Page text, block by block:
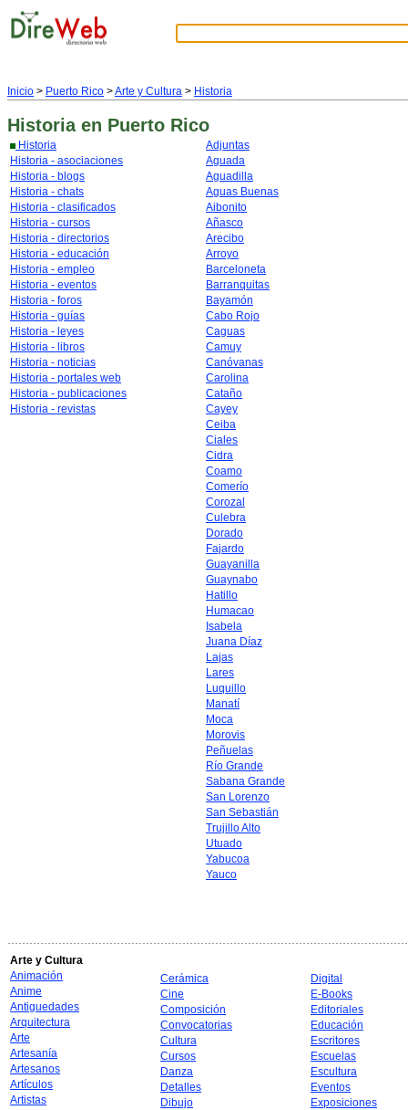
Inicio > Puerto Rico >Arte y Cultura > Historia
Historia en Puerto Rico
Historia
Historia - asociaciones
Historia - blogs
Historia - chats
Historia - clasificados
Historia - cursos
Historia - directorios
Historia - educación
Historia - empleo
Historia - eventos
Historia - foros
Historia - guías
Historia - leyes
Historia - libros
Historia - noticias
Historia - portales web
Historia - publicaciones
Historia - revistas
Adjuntas
Aguada
Aguadilla
Aguas Buenas
Aibonito
Añasco
Arecibo
Arroyo
Barceloneta
Barranquitas
Bayamón
Cabo Rojo
Caguas
Camuy
Canóvanas
Carolina
Cataño
Cayey
Ceiba
Ciales
Cidra
Coamo
Comerío
Corozal
Culebra
Dorado
Fajardo
Guayanilla
Guaynabo
Hatillo
Humacao
Isabela
Juana Díaz
Lajas
Lares
Luquillo
Manatí
Moca
Morovis
Peñuelas
Río Grande
Sabana Grande
San Lorenzo
San Sebastián
Trujillo Alto
Utuado
Yabucoa
Yauco
Arte y Cultura
Animación
Anime
Antiguedades
Arquitectura
Arte
Artesanía
Artesanos
Artículos
Artistas
Cerámica
Cine
Composición
Convocatorias
Cultura
Cursos
Danza
Detalles
Dibujo
Digital
E-Books
Editoriales
Educación
Escritores
Escuelas
Escultura
Eventos
Exposiciones